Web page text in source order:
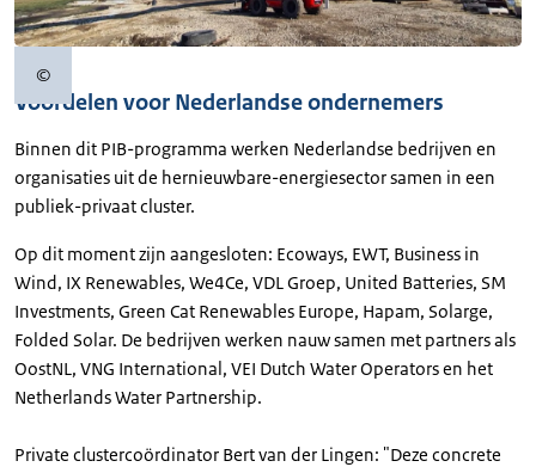
©Copyrightinformatie
Voordelen voor Nederlandse ondernemers
Binnen dit PIB-programma werken Nederlandse bedrijven en
organisaties uit de hernieuwbare-energiesector samen in een
publiek-privaat cluster.
Op dit moment zijn aangesloten: Ecoways, EWT, Business in
Wind, IX Renewables, We4Ce, VDL Groep, United Batteries, SM
Investments, Green Cat Renewables Europe, Hapam, Solarge,
Folded Solar. De bedrijven werken nauw samen met partners als
OostNL, VNG International, VEI Dutch Water Operators en het
Netherlands Water Partnership.
Private clustercoördinator Bert van der Lingen: "Deze concrete